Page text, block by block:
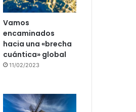
Vamos
encaminados
hacia una «brecha
cuántica» global
11/02/2023